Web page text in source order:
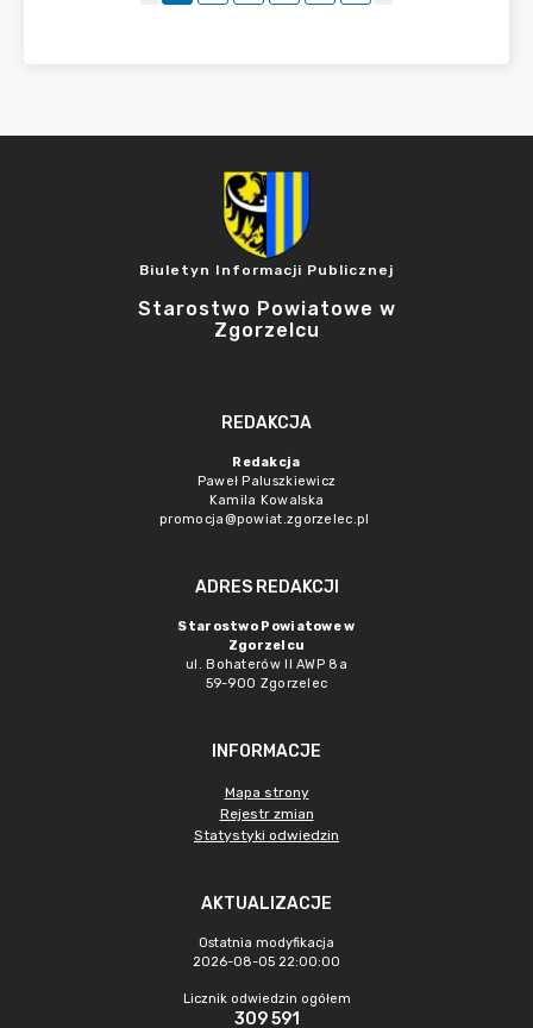
Biuletyn Informacji Publicznej
Starostwo Powiatowe w
Zgorzelcu
REDAKCJA
Redakcja
Paweł Paluszkiewicz
Kamila Kowalska
promocja@powiat.zgorzelec.pl
ADRES REDAKCJI
Starostwo Powiatowe w
Zgorzelcu
ul. Bohaterów II AWP 8a
59-900 Zgorzelec
INFORMACJE
Mapa strony
Rejestr zmian
Statystyki odwiedzin
AKTUALIZACJE
Ostatnia modyfikacja
2026-08-05 22:00:00
Licznik odwiedzin ogółem
309 591